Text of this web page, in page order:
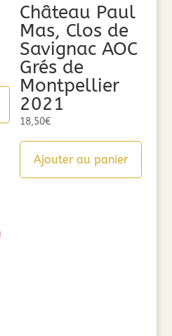
Château Paul
Mas, Clos de
Savignac AOC
Grés de
Montpellier
2021
18,50€
Ajouter au panier